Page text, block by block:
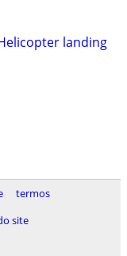
Helicopter landing
termos
site